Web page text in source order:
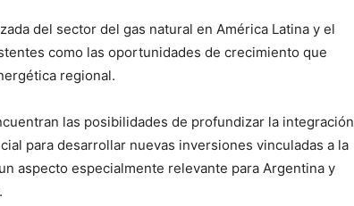
del sector del gas natural en América Latina y el
como las oportunidades de crecimiento que
regional.
las posibilidades de profundizar la integración
para desarrollar nuevas inversiones vinculadas a la
aspecto especialmente relevante para Argentina y